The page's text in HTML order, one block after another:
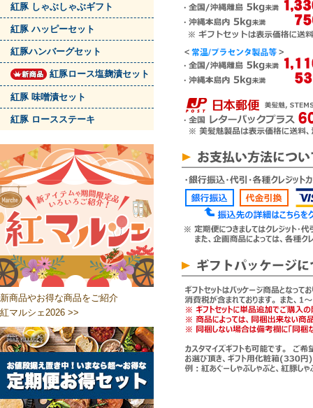
紅豚 しゃぶしゃぶギフト
紅豚 ハッピーセット
紅豚ハンバーグセット
紅豚ロース塩麹漬セット
紅豚 味噌漬セット
紅豚 ロースステーキ
新商品やお得な商品をご紹介
紅マルシェ2026 >>